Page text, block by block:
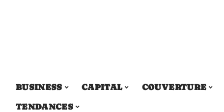
BUSINESS CAPITAL COUVERTURE
TENDANCES